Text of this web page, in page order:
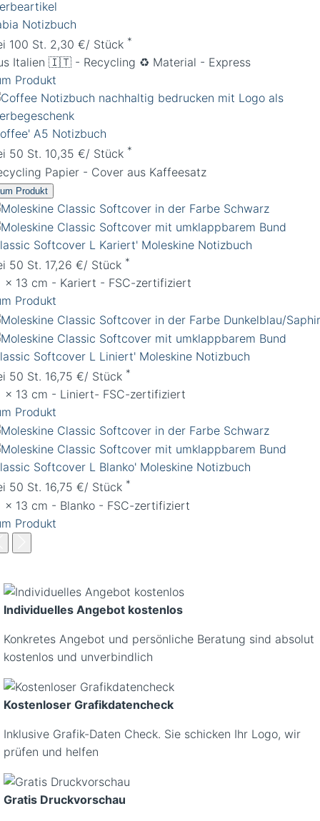
Notizbuch
100 St. 2,30 €/ Stück *
Italien 🇮🇹 - Recycling ♻️ Material - Express
Produkt
A5 Notizbuch
50 St. 10,35 €/ Stück *
Papier - Cover aus Kaffeesatz
Produkt
Softcover L Kariert' Moleskine Notizbuch
50 St. 17,26 €/ Stück *
x 13 cm - Kariert - FSC-zertifiziert
Produkt
Softcover L Liniert' Moleskine Notizbuch
50 St. 16,75 €/ Stück *
x 13 cm - Liniert- FSC-zertifiziert
Produkt
Softcover L Blanko' Moleskine Notizbuch
50 St. 16,75 €/ Stück *
x 13 cm - Blanko - FSC-zertifiziert
Produkt
Individuelles Angebot kostenlos
Konkretes Angebot und persönliche Beratung sind absolut
kostenlos und unverbindlich
Kostenloser Grafikdatencheck
Inklusive Grafik-Daten Check. Sie schicken Ihr Logo, wir
prüfen und helfen
Gratis Druckvorschau